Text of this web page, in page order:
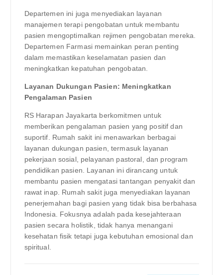
Departemen ini juga menyediakan layanan
manajemen terapi pengobatan untuk membantu
pasien mengoptimalkan rejimen pengobatan mereka.
Departemen Farmasi memainkan peran penting
dalam memastikan keselamatan pasien dan
meningkatkan kepatuhan pengobatan.
Layanan Dukungan Pasien: Meningkatkan
Pengalaman Pasien
RS Harapan Jayakarta berkomitmen untuk
memberikan pengalaman pasien yang positif dan
suportif. Rumah sakit ini menawarkan berbagai
layanan dukungan pasien, termasuk layanan
pekerjaan sosial, pelayanan pastoral, dan program
pendidikan pasien. Layanan ini dirancang untuk
membantu pasien mengatasi tantangan penyakit dan
rawat inap. Rumah sakit juga menyediakan layanan
penerjemahan bagi pasien yang tidak bisa berbahasa
Indonesia. Fokusnya adalah pada kesejahteraan
pasien secara holistik, tidak hanya menangani
kesehatan fisik tetapi juga kebutuhan emosional dan
spiritual.